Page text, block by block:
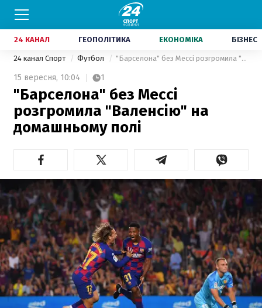
24 КАНАЛ ГЕОПОЛІТИКА ЕКОНОМІКА БІЗНЕС
24 канал Спорт Футбол "Барселона" без Мессі розгромила "Валенсію" на домашньому полі
15 вересня, 10:04 1
"Барселона" без Мессі
розгромила "Валенсію" на
домашньому полі